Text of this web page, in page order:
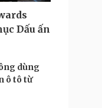
Dấu ấn
dùng
ô tô từ